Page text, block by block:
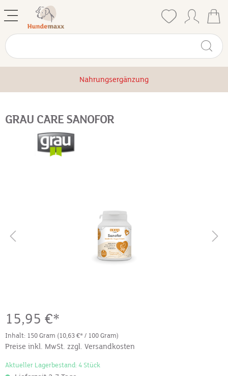
Nahrungsergänzung
GRAU CARE SANOFOR
15,95 €*
Inhalt: 150 Gram (10,63 €* / 100 Gram)
Preise inkl. MwSt. zzgl. Versandkosten
Aktueller Lagerbestand: 4 Stück